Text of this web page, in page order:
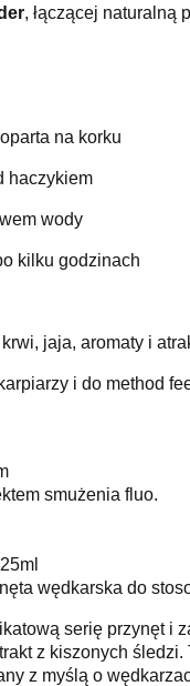
, łączącej naturalną
na korku
haczykiem
wody
kilku godzinach
jaja, aromaty i
i do method
smużenia fluo.
wędkarska do
serię przynęt i
z kiszonych
z myślą o